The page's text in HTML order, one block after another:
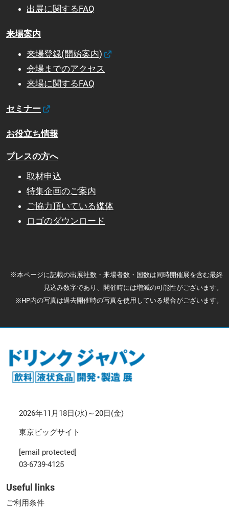
出展に関するFAQ
来場案内
来場登録(開始案内)
会場までのアクセス
来場に関するFAQ
セミナー
お役立ち情報
プレスの方へ
取材申込
特集企画のご案内
ご協力頂いている媒体
ロゴのダウンロード
※本ページに記載の出展社数・来場者数・国数は同時開催展を含む最終
見込み数字であり、開催時には増減の可能性がございます。
※HP内の写真は過去開催時の写真を使用している場合がございます。
2026年11月18日(水)～20日(金)
東京ビッグサイト
[email protected]
03-6739-4125
Useful links
ご利用条件